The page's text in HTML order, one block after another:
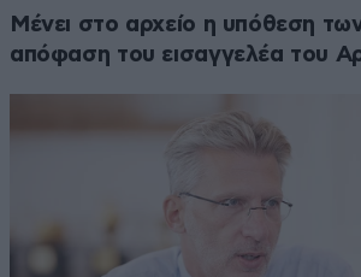
Μένει στο αρχείο η υπόθεση
απόφαση του εισαγγελέα του